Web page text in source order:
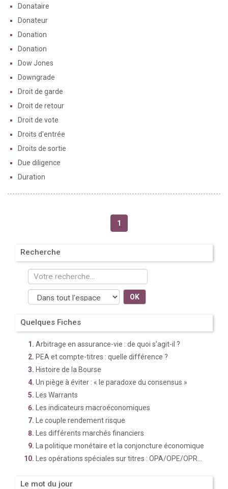
Donataire
Donateur
Donation
Donation
Dow Jones
Downgrade
Droit de garde
Droit de retour
Droit de vote
Droits d'entrée
Droits de sortie
Due diligence
Duration
1
Recherche
OK
Quelques Fiches
Arbitrage en assurance-vie : de quoi s’agit-il ?
PEA et compte-titres : quelle différence ?
Histoire de la Bourse
Un piège à éviter : « le paradoxe du consensus »
Les Warrants
Les indicateurs macroéconomiques
Le couple rendement risque
Les différents marchés financiers
La politique monétaire et la conjoncture économique
Les opérations spéciales sur titres : OPA/OPE/OPR...
Le mot du jour